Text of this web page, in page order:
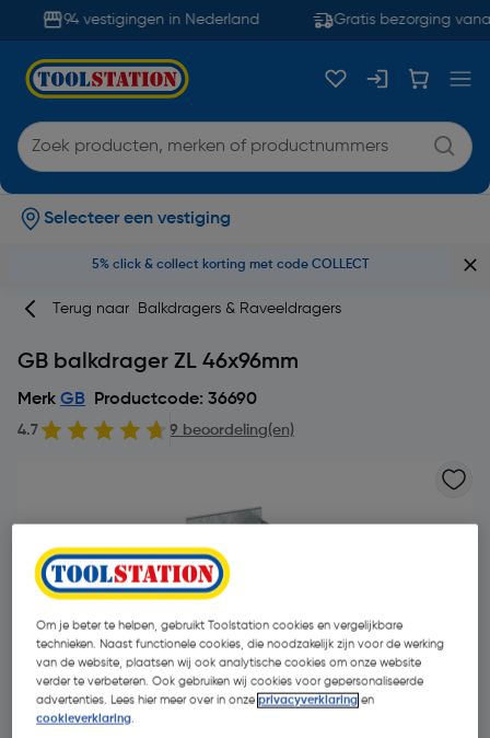
94 vestigingen in Nederland Gratis bezorging vanaf
Selecteer een vestiging
5% click & collect korting met code COLLECT
Terug naar Balkdragers & Raveeldragers
GB balkdrager ZL 46x96mm
Merk GB Productcode: 36690
4.7 9 beoordeling(en)
Om je beter te helpen, gebruikt Toolstation cookies en vergelijkbare
technieken. Naast functionele cookies, die noodzakelijk zijn voor de werking
van de website, plaatsen wij ook analytische cookies om onze website
verder te verbeteren. Ook gebruiken wij cookies voor gepersonaliseerde
advertenties. Lees hier meer over in onzeprivacyverklaring en
cookieverklaring.